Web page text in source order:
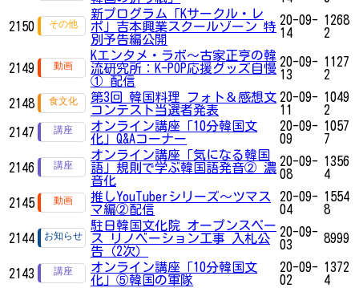
2150
新プログラム「Kサークル・レ
ポ」吉本興業スクールゾーン 特
別予告編公開
20-09-
14
1268
2
2149
Kエンタメ・ラボ～古家正亨の韓
流研究所：K-POP応援グッズ自慢
① 配信
20-09-
13
1127
2
2148
第3回 韓国料理 フォト＆感想文
コンテスト当選者発表
20-09-
11
1049
2
2147
オンライン講座「10分韓国文
化」Q&Aコーナー
20-09-
09
1057
7
2146
オンライン講座「気になる韓国
語」規則で学ぶ韓国語発音② 濃
音化
20-09-
08
1356
4
2145
推しYouTuberシリーズ〜ツマス
マ編②配信
20-09-
04
1554
8
2144
駐日韓国文化院 オープンスペー
ス リノベーション工事 入札公
告（2次）
20-09-
03
8999
2143
オンライン講座「10分韓国文
化」⑤韓国の軍隊
20-09-
02
1372
4